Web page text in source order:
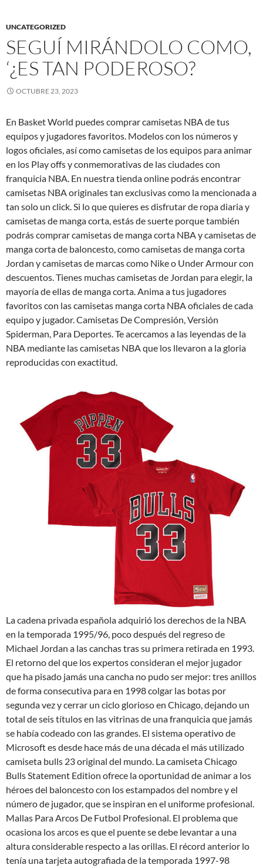
UNCATEGORIZED
SEGUÍ MIRÁNDOLO COMO,
‘¿ES TAN PODEROSO?
OCTUBRE 23, 2023
En Basket World puedes comprar camisetas NBA de tus
equipos y jugadores favoritos. Modelos con los números y
logos oficiales, así como camisetas de los equipos para animar
en los Play offs y conmemorativas de las ciudades con
franquicia NBA. En nuestra tienda online podrás encontrar
camisetas NBA originales tan exclusivas como la mencionada a
tan solo un click. Si lo que quieres es disfrutar de ropa diaria y
camisetas de manga corta, estás de suerte porque también
podrás comprar camisetas de manga corta NBA y camisetas de
manga corta de baloncesto, como camisetas de manga corta
Jordan y camisetas de marcas como Nike o Under Armour con
descuentos. Tienes muchas camisetas de Jordan para elegir, la
mayoría de ellas de manga corta. Anima a tus jugadores
favoritos con las camisetas manga corta NBA oficiales de cada
equipo y jugador. Camisetas De Compresión, Versión
Spiderman, Para Deportes. Te acercamos a las leyendas de la
NBA mediante las camisetas NBA que los llevaron a la gloria
reproducidas con exactitud.
La cadena privada española adquirió los derechos de la NBA
en la temporada 1995/96, poco después del regreso de
Michael Jordan a las canchas tras su primera retirada en 1993.
El retorno del que los expertos consideran el mejor jugador
que ha pisado jamás una cancha no pudo ser mejor: tres anillos
de forma consecutiva para en 1998 colgar las botas por
segunda vez y cerrar un ciclo glorioso en Chicago, dejando un
total de seis títulos en las vitrinas de una franquicia que jamás
se había codeado con las grandes. El sistema operativo de
Microsoft es desde hace más de una década el más utilizado
camiseta bulls 23 original del mundo. La camiseta Chicago
Bulls Statement Edition ofrece la oportunidad de animar a los
héroes del baloncesto con los estampados del nombre y el
número de jugador, que se inspiran en el uniforme profesional.
Mallas Para Arcos De Futbol Profesional. El problema que
ocasiona los arcos es que el puente se debe levantar a una
altura considerable respecto a las orillas. El récord anterior lo
tenía una tarjeta autografiada de la temporada 1997-98